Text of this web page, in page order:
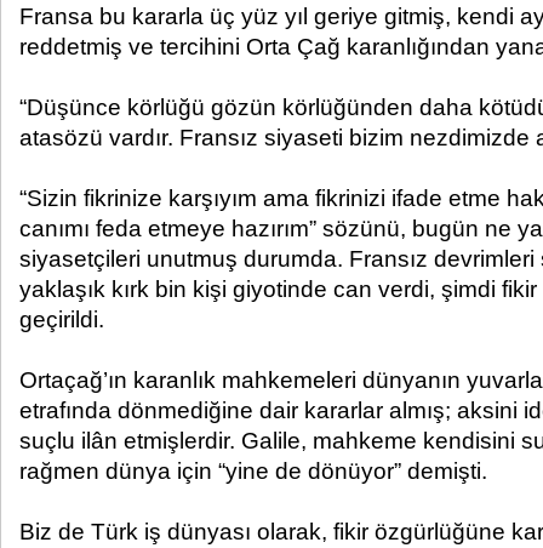
Fransa bu kararla üç yüz yıl geriye gitmiş, kendi
reddetmiş ve tercihini Orta Çağ karanlığından
“Düşünce körlüğü gözün körlüğünden daha
atasözü vardır. Fransız siyaseti bizim nezdimizde
“Sizin fikrinize karşıyım ama fikrinizi ifade etme
canımı feda etmeye hazırım” sözünü, bugün ne
siyasetçileri unutmuş durumda. Fransız devrimleri
yaklaşık kırk bin kişi giyotinde can verdi, şimdi
geçirildi.
Ortaçağ’ın karanlık mahkemeleri dünyanın
etrafında dönmediğine dair kararlar almış; aksini
suçlu ilân etmişlerdir. Galile, mahkeme kendisini
rağmen dünya için “yine de dönüyor” demişti.
Biz de Türk iş dünyası olarak, fikir özgürlüğüne